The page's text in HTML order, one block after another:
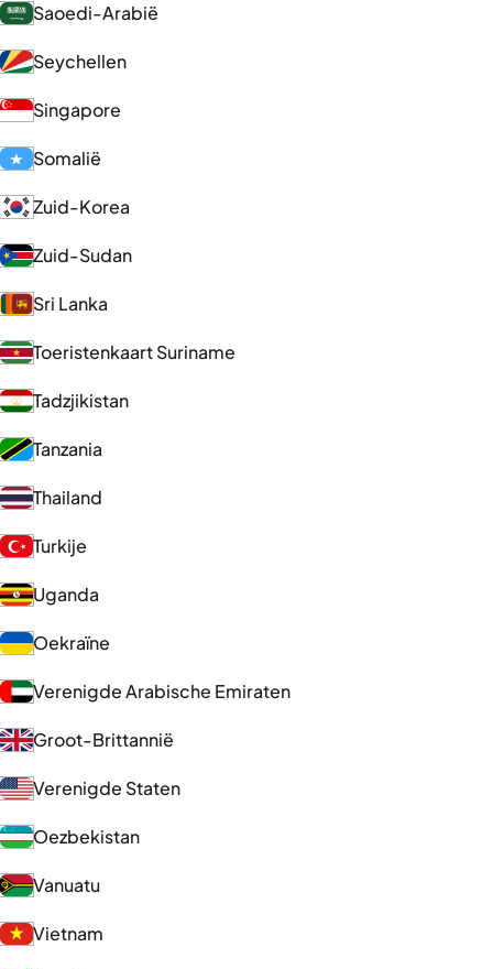
Saoedi-Arabië
Seychellen
Singapore
Somalië
Zuid-Korea
Zuid-Sudan
Sri Lanka
Toeristenkaart Suriname
Tadzjikistan
Tanzania
Thailand
Turkije
Uganda
Oekraïne
Verenigde Arabische Emiraten
Groot-Brittannië
Verenigde Staten
Oezbekistan
Vanuatu
Vietnam